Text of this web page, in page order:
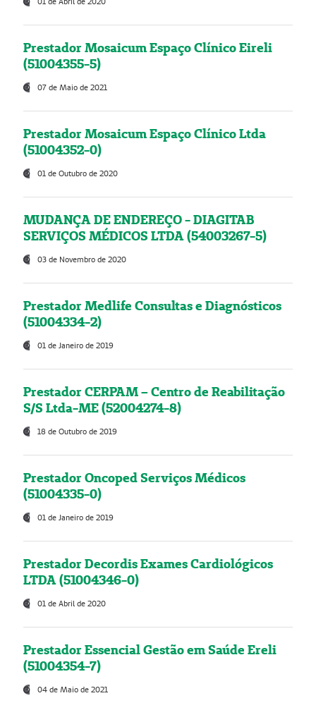
Prestador Mosaicum Espaço Clínico Eireli
(51004355-5)
07 de Maio de 2021
Prestador Mosaicum Espaço Clínico Ltda
(51004352-0)
01 de Outubro de 2020
MUDANÇA DE ENDEREÇO - DIAGITAB
SERVIÇOS MÉDICOS LTDA (54003267-5)
03 de Novembro de 2020
Prestador Medlife Consultas e Diagnósticos
(51004334-2)
01 de Janeiro de 2019
Prestador CERPAM – Centro de Reabilitação
S/S Ltda-ME (52004274-8)
18 de Outubro de 2019
Prestador Oncoped Serviços Médicos
(51004335-0)
01 de Janeiro de 2019
Prestador Decordis Exames Cardiológicos
LTDA (51004346-0)
01 de Abril de 2020
Prestador Essencial Gestão em Saúde Ereli
(51004354-7)
04 de Maio de 2021